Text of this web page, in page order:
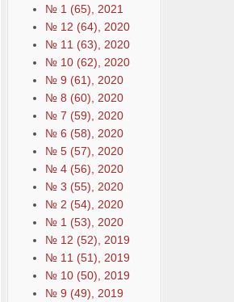
№ 1 (65), 2021
№ 12 (64), 2020
№ 11 (63), 2020
№ 10 (62), 2020
№ 9 (61), 2020
№ 8 (60), 2020
№ 7 (59), 2020
№ 6 (58), 2020
№ 5 (57), 2020
№ 4 (56), 2020
№ 3 (55), 2020
№ 2 (54), 2020
№ 1 (53), 2020
№ 12 (52), 2019
№ 11 (51), 2019
№ 10 (50), 2019
№ 9 (49), 2019